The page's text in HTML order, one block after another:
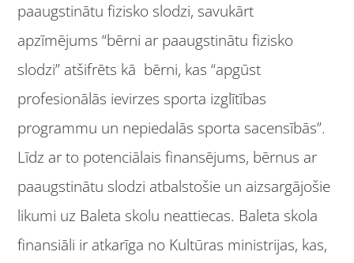
paaugstinātu fizisko slodzi, savukārt
apzīmējums “bērni ar paaugstinātu fizisko
slodzi” atšifrēts kā bērni, kas “apgūst
profesionālās ievirzes sporta izglītības
programmu un nepiedalās sporta sacensībās”.
Līdz ar to potenciālais finansējums, bērnus ar
paaugstinātu slodzi atbalstošie un aizsargājošie
likumi uz Baleta skolu neattiecas. Baleta skola
finansiāli ir atkarīga no Kultūras ministrijas, kas,